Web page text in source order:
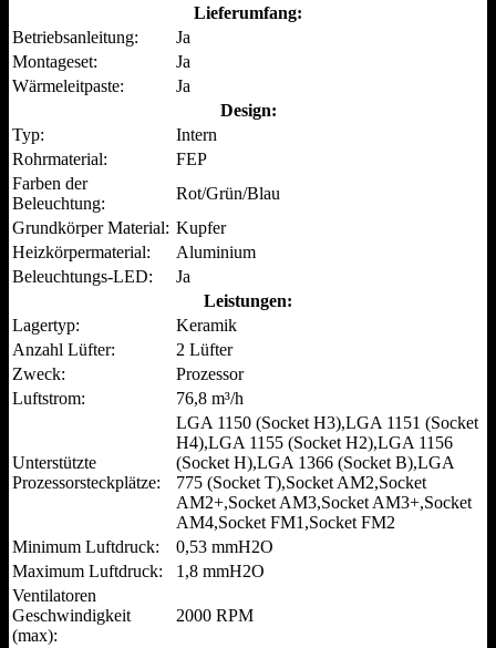
Lieferumfang:
Betriebsanleitung:
Ja
Montageset:
Ja
Wärmeleitpaste:
Ja
Design:
Typ:
Intern
Rohrmaterial:
FEP
Farben der
Beleuchtung:
Rot/Grün/Blau
Grundkörper Material: Kupfer
Heizkörpermaterial:
Aluminium
Beleuchtungs-LED:
Ja
Leistungen:
Lagertyp:
Keramik
Anzahl Lüfter:
2 Lüfter
Zweck:
Prozessor
Luftstrom:
76,8 m³/h
Unterstützte
Prozessorsteckplätze:
LGA 1150 (Socket H3),LGA 1151 (Socket
H4),LGA 1155 (Socket H2),LGA 1156
(Socket H),LGA 1366 (Socket B),LGA
775 (Socket T),Socket AM2,Socket
AM2+,Socket AM3,Socket AM3+,Socket
AM4,Socket FM1,Socket FM2
Minimum Luftdruck:
0,53 mmH2O
Maximum Luftdruck:
1,8 mmH2O
Ventilatoren
Geschwindigkeit
(max):
2000 RPM